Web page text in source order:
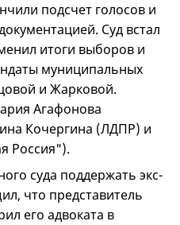
подсчет голосов и
Суд встал
итоги выборов и
муниципальных
и Жарковой.
Агафонова
Кочергина (ЛДПР) и
Россия").
суда поддержать экс-
что представитель
его адвоката в